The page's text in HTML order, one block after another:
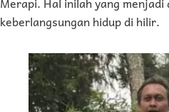
keberlangsungan hidup di hilir.